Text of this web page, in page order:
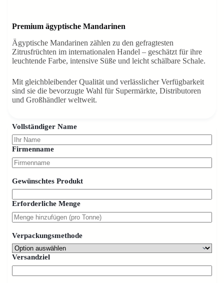
Premium ägyptische Mandarinen
Ägyptische Mandarinen zählen zu den gefragtesten
Zitrusfrüchten im internationalen Handel – geschätzt für ihre
leuchtende Farbe, intensive Süße und leicht schälbare Schale.
Mit gleichbleibender Qualität und verlässlicher Verfügbarkeit
sind sie die bevorzugte Wahl für Supermärkte, Distributoren
und Großhändler weltweit.
Vollständiger Name
Firmenname
Gewünschtes Produkt
Erforderliche Menge
Verpackungsmethode
Versandziel